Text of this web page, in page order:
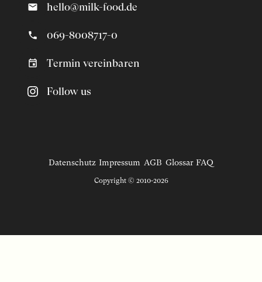
hello@milk-food.de
069-8008717-0
Termin vereinbaren
Follow us
Datenschutz Impressum AGB Glossar FAQ
Copyright © 2010-2026